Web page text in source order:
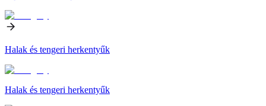
Halak és tengeri herkentyűk
Halak és tengeri herkentyűk